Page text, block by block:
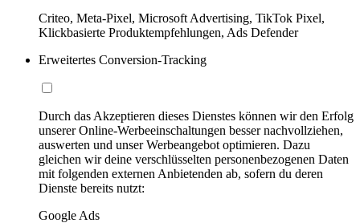
Criteo, Meta-Pixel, Microsoft Advertising, TikTok Pixel,
Klickbasierte Produktempfehlungen, Ads Defender
Erweitertes Conversion-Tracking
Durch das Akzeptieren dieses Dienstes können wir den Erfolg
unserer Online-Werbeeinschaltungen besser nachvollziehen,
auswerten und unser Werbeangebot optimieren. Dazu
gleichen wir deine verschlüsselten personenbezogenen Daten
mit folgenden externen Anbietenden ab, sofern du deren
Dienste bereits nutzt:
Google Ads